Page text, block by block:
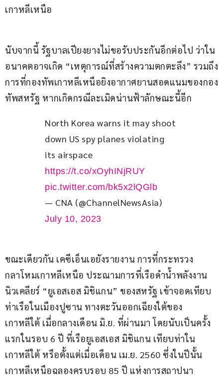
เกาหลีเหนือ
นับจากนี้ รัฐบาลเปียงยางไม่ขอรับประกันอีกต่อไป ว่าใน
อนาคตอาจเกิด “เหตุการณ์ที่สร้างความตกตะลึง” รวมถึง
การที่กองทัพเกาหลีเหนือยิงอากาศยานสอดแนมของกอง
ทัพสหรัฐ หากเกิดกรณีละเมิดน่านฟ้าลักษณะนี้อีก
North Korea warns it may shoot
down US spy planes violating
its airspace
https://t.co/xOyhINjRUY
pic.twitter.com/bk5x2lQGlb
— CNA (@ChannelNewsAsia)
July 10, 2023
ขณะเดียวกัน เคซีเอ็นเอยังรายงาน การที่กระทรวง
กลาโหมเกาหลีเหนือ ประณามการที่เรือดำน้ำพลังงาน
นิวเคลียร์ “ยูเอสเอส มิชิแกน” ของสหรัฐ เข้าจอดเทียบ
ท่าเรือในเมืองปูซาน ทางตะวันออกเฉียงใต้ของ
เกาหลีใต้ เมื่อกลางเดือน มิ.ย. ที่ผ่านมา โดยนับเป็นครั้ง
แรกในรอบ 6 ปี ที่เรือยูเอสเอส มิชิแกน เทียบท่าใน
เกาหลีใต้ หรือตั้งแต่เมื่อเดือน เม.ย. 2560 ซึ่งในปีนั้น
เกาหลีเหนือฉลองครบรอบ 85 ปี แห่งการสถาปนา